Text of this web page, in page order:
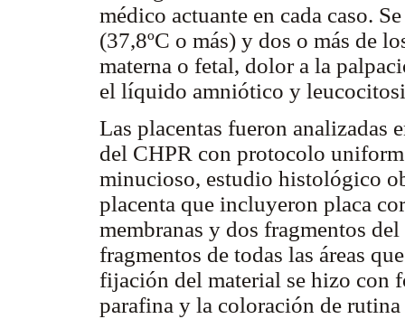
médico actuante en cada caso.
(37,8ºC o más) y dos o más de
materna o fetal, dolor a la
el líquido amniótico y
Las placentas fueron analizadas
del CHPR con protocolo
minucioso, estudio histológico
placenta que incluyeron placa
membranas y dos fragmentos
fragmentos de todas las áreas
fijación del material se hizo con
parafina y la coloración de